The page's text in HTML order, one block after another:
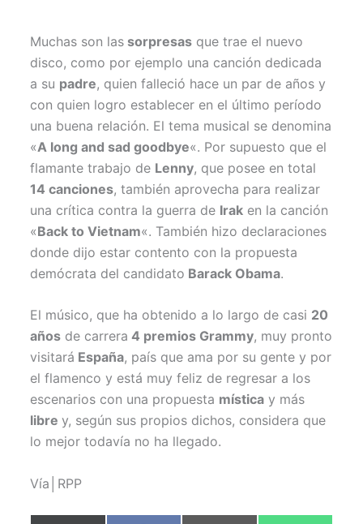
Muchas son las sorpresas que trae el nuevo
disco, como por ejemplo una canción dedicada
a su padre, quien falleció hace un par de años y
con quien logro establecer en el último período
una buena relación. El tema musical se denomina
«A long and sad goodbye«. Por supuesto que el
flamante trabajo de Lenny, que posee en total
14 canciones, también aprovecha para realizar
una crítica contra la guerra de Irak en la canción
«Back to Vietnam«. También hizo declaraciones
donde dijo estar contento con la propuesta
demócrata del candidato Barack Obama.
El músico, que ha obtenido a lo largo de casi 20
años de carrera 4 premios Grammy, muy pronto
visitará España, país que ama por su gente y por
el flamenco y está muy feliz de regresar a los
escenarios con una propuesta mística y más
librey, según sus propios dichos, considera que
lo mejor todavía no ha llegado.
Vía│RPP